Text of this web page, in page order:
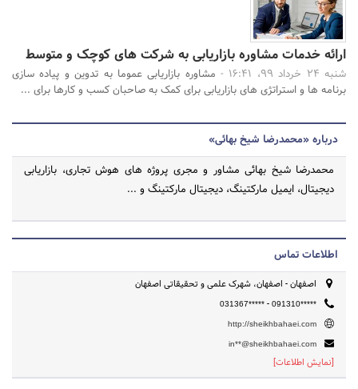
ارائه خدمات مشاوره بازاریابی به شرکت های کوچک و متوسط
شنبه 24 خرداد 99، 16:41 -
مشاوره بازاریابی عموما به تدوین و پیاده سازی
برنامه ها و استراتژی های بازاریابی برای کمک به صاحبان کسب و کارها برای ...
درباره «محمدرضا شیخ بهائی»
محمدرضا شیخ بهائی مشاور و مجری پروژه های هوش تجاری، بازاریابی
دیجیتال، ایمیل مارکتینگ، دیجیتال مارکتینگ و ...
اطلاعات تماس
اصفهان - اصفهان، شهرک علمی و تحقیقاتی اصفهان
031367***** - 091310*****
http://sheikhbahaei.com
in**@sheikhbahaei.com
[نمایش اطلاعات]